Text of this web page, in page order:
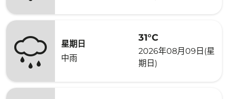
星期日
中雨
31°C
2026年08月09日(星
期日)